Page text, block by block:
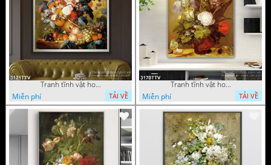
Tranh tĩnh vật hoa quả sơn dầu đẹp
Miễn phí
TẢI VỀ
Tranh tĩnh vật hoa quả sơn dầu độc đáo
Miễn phí
TẢI VỀ